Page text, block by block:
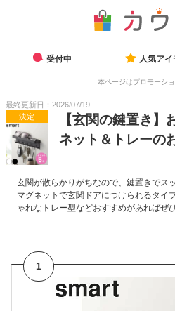
受付中 人気アイ
本ページはプロモーシ
最終更新日：2026/07/19
決定
【玄関の鍵置き】
ネット＆トレーの
玄関が散らかりがちなので、鍵置きでス
マグネットで玄関ドアにつけられるタイ
ゃれなトレー型などおすすめがあればぜ
1